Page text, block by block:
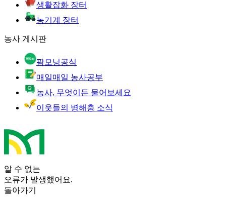
생활잡화 장터
농기계 장터
농사 게시판
팜모닝공식
매일매일 농사공부
농사, 무엇이든 물어보세요
이웃들의 병해충 소식
알 수 없는
오류가 발생했어요.
돌아가기